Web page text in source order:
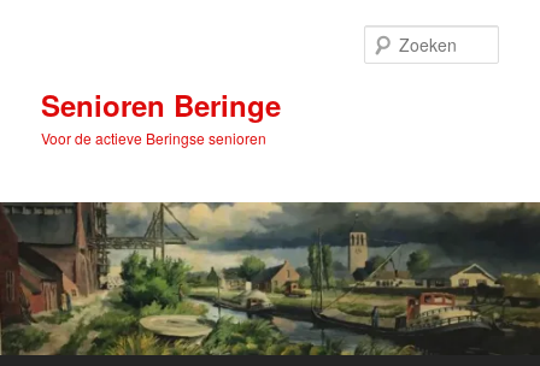
inhoudSenioren Beringe
Voor de actieve Beringse senioren